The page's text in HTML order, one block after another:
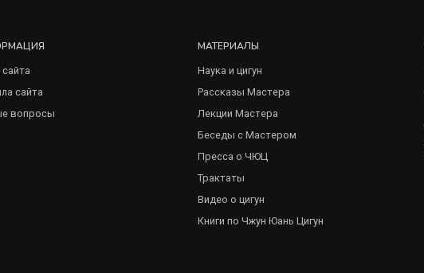
сайта
вопросы
МАТЕРИАЛЫ
Наука и цигун
Рассказы Мастера
Лекции Мастера
Беседы с Мастером
Пресса о ЧЮЦ
Трактаты
Видео о цигун
Книги по Чжун Юань Цигун